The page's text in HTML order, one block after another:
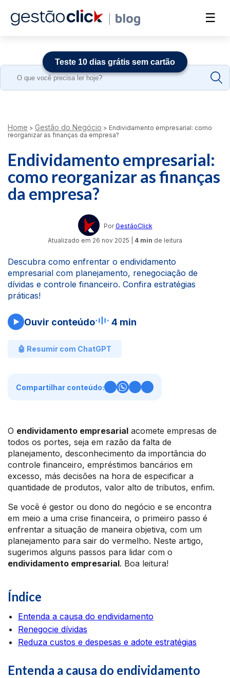
☰
Search
Home > Gestão do Negócio > Endividamento empresarial: como
reorganizar as finanças da empresa?
Endividamento empresarial:
como reorganizar as finanças
da empresa?
Por GestãoClick
Atualizado em 26 nov 2025 4 min de leitura
Descubra como enfrentar o endividamento
empresarial com planejamento, renegociação de
dívidas e controle financeiro. Confira estratégias
práticas!
Ouvir conteúdo 4 min
🤖 Resumir com ChatGPT
Compartilhar conteúdo:
O endividamento empresarial acomete empresas de
todos os portes, seja em razão da falta de
planejamento, desconhecimento da importância do
controle financeiro, empréstimos bancários em
excesso, más decisões na hora de especificar a
quantidade de produtos, valor alto de tributos, enfim.
Se você é gestor ou dono do negócio e se encontra
em meio a uma crise financeira, o primeiro passo é
enfrentar a situação de maneira objetiva, com um
planejamento para sair do vermelho. Neste artigo,
sugerimos alguns passos para lidar com o
endividamento empresarial. Boa leitura!
Índice
Entenda a causa do endividamento
Renegocie dívidas
Reduza custos e despesas e adote estratégias
Entenda a causa do endividamento
Teste 10 dias grátis sem cartão